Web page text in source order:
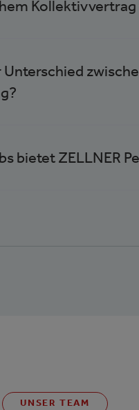
Unterschied
bietet ZELLNER
UNSER TEAM